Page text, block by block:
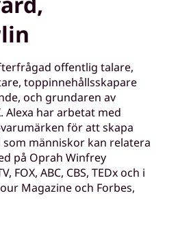
offentlig talare,
toppinnehållsskapare
och grundaren av
Alexa har arbetat med
för att skapa
människor kan relatera
på Oprah Winfrey
FOX, ABC, CBS, TEDx och i
Magazine och Forbes,